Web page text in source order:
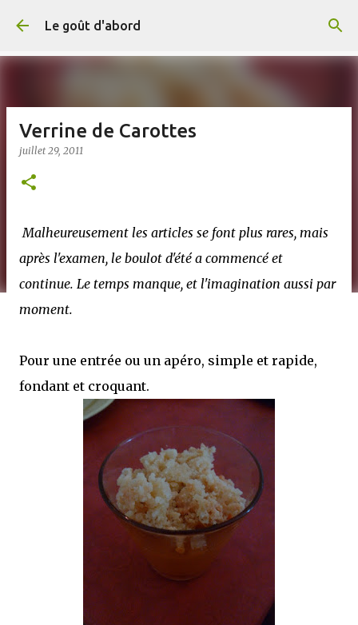
Accéder au contenu principal
Le goût d'abord
Verrine de Carottes
juillet 29, 2011
Malheureusement les articles se font plus rares, mais
après l'examen, le boulot d'été a commencé et
continue. Le temps manque, et l'imagination aussi par
moment.
Pour une entrée ou un apéro, simple et rapide,
fondant et croquant.